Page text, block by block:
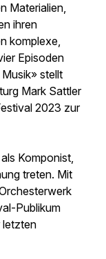
Materialien,
ihren
komplexe,
Episoden
stellt
Mark Sattler
2023 zur
Komponist,
treten. Mit
Publikum
letzten